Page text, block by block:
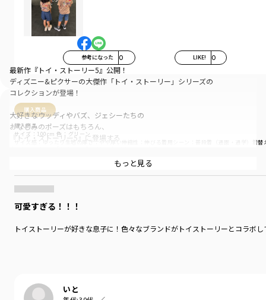
参考になった 0 LIKE! 0
購入商品
購入商品
サイズ感 ：ゆったり ：やや厚い 着
サイズ：100cm 色：グリーン
可愛すぎる！！！
トイストーリーが好きな息子に！色々なブランドがトイストーリーとコラボ
いと
最新作『トイ・ストーリー5』公開！
ディズニー&ピクサーの大傑作「トイ・ストーリー」シリーズの
コレクションが登場！
大好きなウッディやバズ、ジェシーたちの
おなじみのポーズはもちろん、
『トイ・ストーリー5』に登場する
新キャラクターたちが描かれた、
レトロポップなカラーリングが可愛いオフホワイトと
ウッディプリントのイエローは
躍動感たっぷりのバックプリント！
もっと見る